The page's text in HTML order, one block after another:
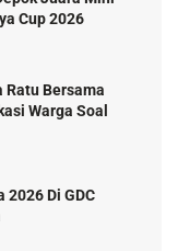
Cup 2026
Ratu Bersama
Warga Soal
2026 Di GDC